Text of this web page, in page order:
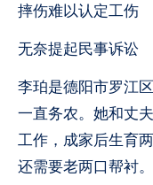
摔伤难以认定工伤
无奈提起民事诉讼
李珀是德阳市罗江
一直务农。她和丈
工作，成家后生育
还需要老两口帮衬。